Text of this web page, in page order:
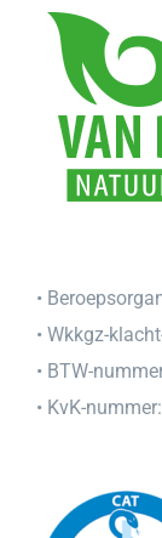
•
• Wkkgz-
• BTW-
• KvK-